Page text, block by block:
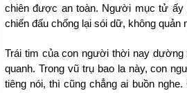
chiên được an toàn. Người mục tử ấy
chiến đấu chống lại sói dữ, không
Trái tim của con người thời nay
quanh. Trong vũ trụ bao la này, con
tiêng nói, thì cũng chẳng ai buồn